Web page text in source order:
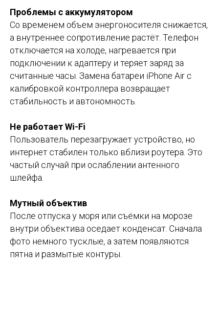
Проблемы с аккумулятором
Со временем объем энергоносителя снижается,
а внутреннее сопротивление растёт. Телефон
отключается на холоде, нагревается при
подключении к адаптеру и теряет заряд за
считанные часы. Замена батареи iPhone Air с
калибровкой контроллера возвращает
стабильность и автономность.
Не работает Wi-Fi
Пользователь перезагружает устройство, но
интернет стабилен только вблизи роутера. Это
частый случай при ослаблении антенного
шлейфа.
Мутный объектив
После отпуска у моря или съёмки на морозе
внутри объектива оседает конденсат. Сначала
фото немного тусклые, а затем появляются
пятна и размытые контуры.